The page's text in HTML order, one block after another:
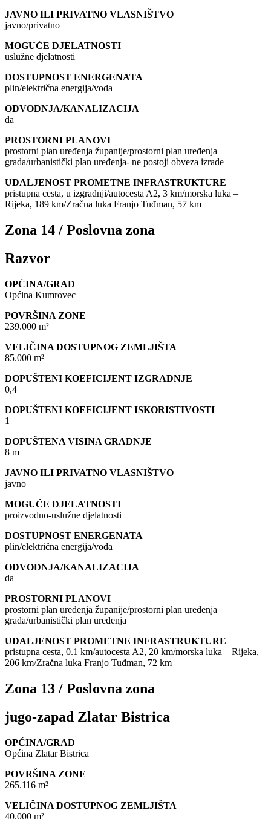
JAVNO ILI PRIVATNO VLASNIŠTVO
javno/privatno
MOGUĆE DJELATNOSTI
uslužne djelatnosti
DOSTUPNOST ENERGENATA
plin/električna energija/voda
ODVODNJA/KANALIZACIJA
da
PROSTORNI PLANOVI
prostorni plan uređenja županije/prostorni plan uređenja
grada/urbanistički plan uređenja- ne postoji obveza izrade
UDALJENOST PROMETNE INFRASTRUKTURE
pristupna cesta, u izgradnji/autocesta A2, 3 km/morska luka –
Rijeka, 189 km/Zračna luka Franjo Tuđman, 57 km
Zona 14 / Poslovna zona
Razvor
OPĆINA/GRAD
Općina Kumrovec
POVRŠINA ZONE
239.000 m²
VELIČINA DOSTUPNOG ZEMLJIŠTA
85.000 m²
DOPUŠTENI KOEFICIJENT IZGRADNJE
0,4
DOPUŠTENI KOEFICIJENT ISKORISTIVOSTI
1
DOPUŠTENA VISINA GRADNJE
8 m
JAVNO ILI PRIVATNO VLASNIŠTVO
javno
MOGUĆE DJELATNOSTI
proizvodno-uslužne djelatnosti
DOSTUPNOST ENERGENATA
plin/električna energija/voda
ODVODNJA/KANALIZACIJA
da
PROSTORNI PLANOVI
prostorni plan uređenja županije/prostorni plan uređenja
grada/urbanistički plan uređenja
UDALJENOST PROMETNE INFRASTRUKTURE
pristupna cesta, 0.1 km/autocesta A2, 20 km/morska luka – Rijeka,
206 km/Zračna luka Franjo Tuđman, 72 km
Zona 13 / Poslovna zona
jugo-zapad Zlatar Bistrica
OPĆINA/GRAD
Općina Zlatar Bistrica
POVRŠINA ZONE
265.116 m²
VELIČINA DOSTUPNOG ZEMLJIŠTA
40.000 m²